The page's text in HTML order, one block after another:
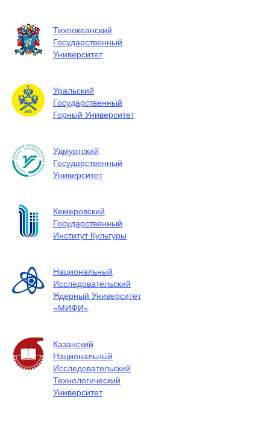
Тихоокеанский
Государственный
Университет
Уральский
Государственный
Горный Университет
Удмуртский
Государственный
Университет
Кемеровский
Государственный
Институт Культуры
Национальный
Исследовательский
Ядерный Университет
«МИФИ»
Казанский
Национальный
Исследовательский
Технологический
Университет